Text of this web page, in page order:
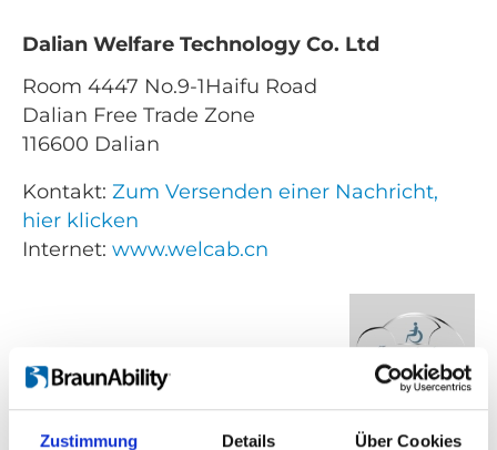
Zustimmung Details Über Cookies
Dalian Welfare Technology Co. Ltd
Room 4447 No.9-1Haifu Road
Dalian Free Trade Zone
116600 Dalian
Kontakt: Zum Versenden einer Nachricht,
hier klicken
Internet: www.welcab.cn